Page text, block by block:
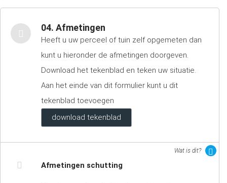
04. Afmetingen
Heeft u uw perceel of tuin zelf opgemeten dan
kunt u hieronder de afmetingen doorgeven.
Download het tekenblad en teken uw situatie.
Aan het einde van dit formulier kunt u dit
tekenblad toevoegen
download tekenblad
Wat is dit?
Afmetingen schutting